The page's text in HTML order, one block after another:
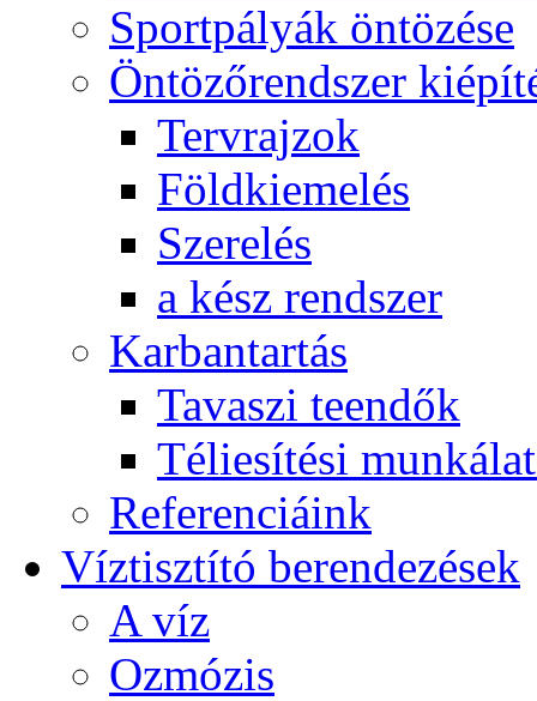
Sportpályák öntözése
Öntözőrendszer
Tervrajzok
Földkiemelés
Szerelés
a kész rendszer
Karbantartás
Tavaszi teendők
Téliesítési
Referenciáink
Víztisztító berendezések
A víz
Ozmózis